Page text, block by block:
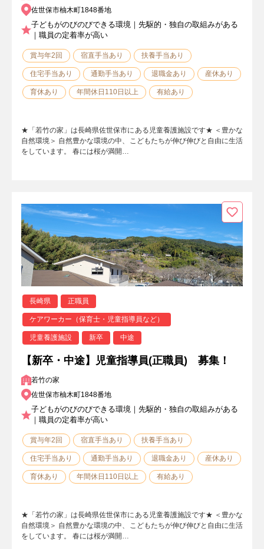
佐世保市柚木町1848番地
子どもがのびのびできる環境｜先駆的・独自の取組みがある
｜職員の定着率が高い
賞与年2回 宿直手当あり 扶養手当あり
住宅手当あり 通勤手当あり 退職金あり 産休あり
育休あり 年間休日110日以上 有給あり
★「若竹の家」は長崎県佐世保市にある児童養護施設です★ ＜豊かな
自然環境＞ 自然豊かな環境の中、こどもたちが伸び伸びと自由に生活
をしています。 春には桜が満開…
長崎県 正職員
ケアワーカー（保育士・児童指導員など）
児童養護施設 新卒 中途
【新卒・中途】児童指導員(正職員) 募集！
若竹の家
佐世保市柚木町1848番地
子どもがのびのびできる環境｜先駆的・独自の取組みがある
｜職員の定着率が高い
賞与年2回 宿直手当あり 扶養手当あり
住宅手当あり 通勤手当あり 退職金あり 産休あり
育休あり 年間休日110日以上 有給あり
★「若竹の家」は長崎県佐世保市にある児童養護施設です★ ＜豊かな
自然環境＞ 自然豊かな環境の中、こどもたちが伸び伸びと自由に生活
をしています。 春には桜が満開…